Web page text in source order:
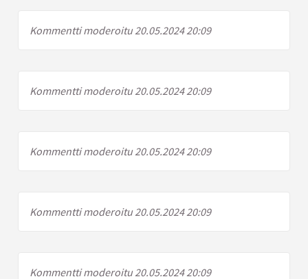
Kommentti moderoitu 20.05.2024 20:09
Kommentti moderoitu 20.05.2024 20:09
Kommentti moderoitu 20.05.2024 20:09
Kommentti moderoitu 20.05.2024 20:09
Kommentti moderoitu 20.05.2024 20:09